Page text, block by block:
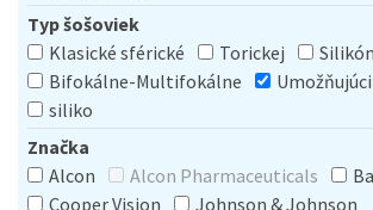
Typ šošoviek
Klasické sférické
Torickej
Bifokálne-Multifokálne
siliko
Značka
Alcon
Alcon Pharmaceuticals
Cooper Vision
Johnson & Johnson